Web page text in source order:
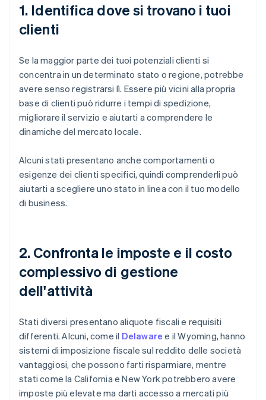
1. Identifica dove si trovano i tuoi
clienti
Se la maggior parte dei tuoi potenziali clienti si
concentra in un determinato stato o regione, potrebbe
avere senso registrarsi lì. Essere più vicini alla propria
base di clienti può ridurre i tempi di spedizione,
migliorare il servizio e aiutarti a comprendere le
dinamiche del mercato locale.
Alcuni stati presentano anche comportamenti o
esigenze dei clienti specifici, quindi comprenderli può
aiutarti a scegliere uno stato in linea con il tuo modello
di business.
2. Confronta le imposte e il costo
complessivo di gestione
dell'attività
Stati diversi presentano aliquote fiscali e requisiti
differenti. Alcuni, come il Delaware e il Wyoming, hanno
sistemi di imposizione fiscale sul reddito delle società
vantaggiosi, che possono farti risparmiare, mentre
stati come la California e New York potrebbero avere
imposte più elevate ma darti accesso a mercati più